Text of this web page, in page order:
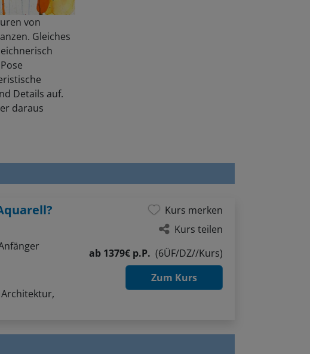
von
Gleiches
Details auf.
daraus
Kurs merken
Kurs teilen
ab 1379€ p.P.
(6ÜF/DZ//Kurs)
Zum Kurs